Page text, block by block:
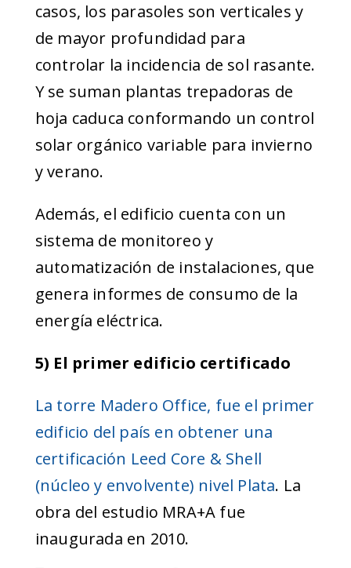
casos, los parasoles son verticales y
de mayor profundidad para
controlar la incidencia de sol rasante.
Y se suman plantas trepadoras de
hoja caduca conformando un control
solar orgánico variable para invierno
y verano.
Además, el edificio cuenta con un
sistema de monitoreo y
automatización de instalaciones, que
genera informes de consumo de la
energía eléctrica.
5) El primer edificio certificado
La torre Madero Office, fue el primer
edificio del país en obtener una
certificación Leed Core & Shell
(núcleo y envolvente) nivel Plata. La
obra del estudio MRA+A fue
inaugurada en 2010.